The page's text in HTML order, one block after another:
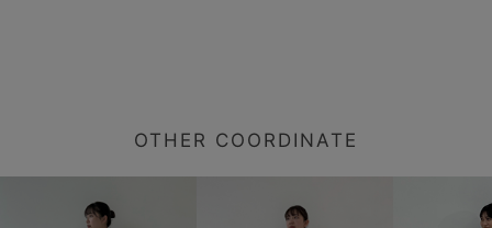
OTHER COORDINATE